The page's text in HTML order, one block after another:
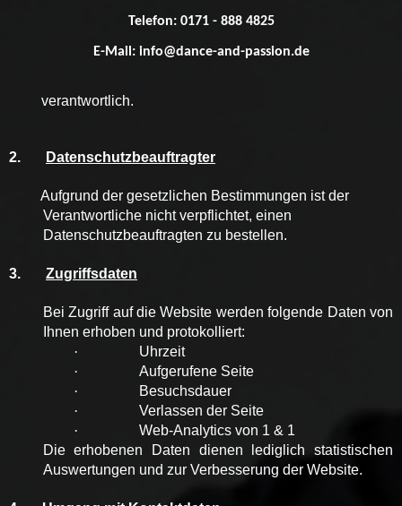
Telefon: 0171 - 888 4825
E-Mail: info@dance-and-passion.de
verantwortlich.
2. Datenschutzbeauftragter
Aufgrund der gesetzlichen Bestimmungen ist der
Verantwortliche nicht verpflichtet, einen
Datenschutzbeauftragten zu bestellen.
3. Zugriffsdaten
Bei Zugriff auf die Website werden folgende Daten von
Ihnen erhoben und protokolliert:
·
Uhrzeit
·
Aufgerufene Seite
·
Besuchsdauer
·
Verlassen der Seite
·
Web-Analytics von 1 & 1
Die erhobenen Daten dienen lediglich statistischen
Auswertungen und zur Verbesserung der Website.